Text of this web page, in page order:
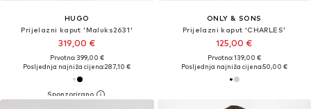
HUGO
Prijelazni kaput 'Maluks2631'
319,00 €
Prvotno: 399,00 €
Posljednja najniža cijena:287,10 €
ONLY & SONS
Prijelazni kaput 'CHARLES'
125,00 €
Prvotno: 139,00 €
Posljednja najniža cijena:50,00 €